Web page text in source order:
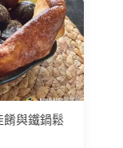
餚與鐵鍋鬆